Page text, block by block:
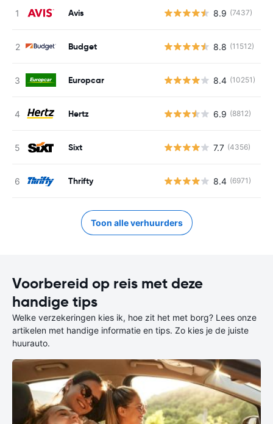
Avis 8.9 (7437)
Budget 8.8 (11512)
Europcar 8.4 (10251)
Hertz 6.9 (8812)
Sixt 7.7 (4356)
Thrifty 8.4 (6971)
Toon alle verhuurders
Voorbereid op reis met deze
handige tips
Welke verzekeringen kies ik, hoe zit het met borg? Lees onze
artikelen met handige informatie en tips. Zo kies je de juiste
huurauto.